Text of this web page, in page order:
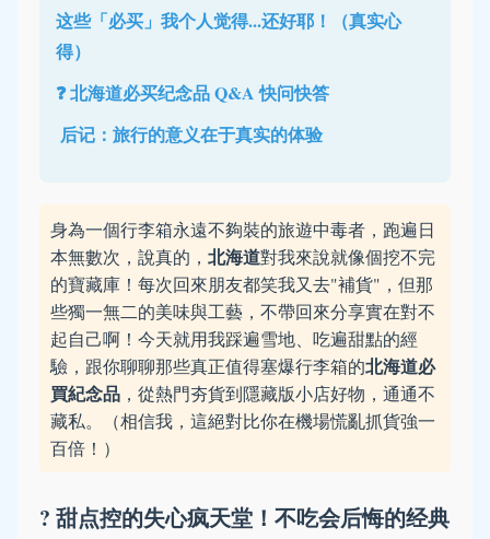
这些「必买」我个人觉得...还好耶！（真实心
得）
❓ 北海道必买纪念品 Q&A 快问快答
️ 后记：旅行的意义在于真实的体验
身為一個行李箱永遠不夠裝的旅遊中毒者，跑遍日
本無數次，說真的， 北海道對我來說就像個挖不完
的寶藏庫！每次回來朋友都笑我又去"補貨"，但那
些獨一無二的美味與工藝，不帶回來分享實在對不
起自己啊！今天就用我踩遍雪地、吃遍甜點的經
驗，跟你聊聊那些真正值得塞爆行李箱的北海道必
買紀念品 ，從熱門夯貨到隱藏版小店好物，通通不
藏私。（相信我，這絕對比你在機場慌亂抓貨強一
百倍！）
? 甜点控的失心疯天堂！不吃会后悔的经典